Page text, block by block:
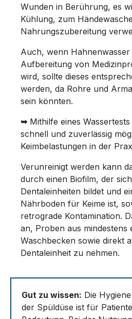
Wunden in Berührung, es
Kühlung, zum
Nahrungszubereitung
Auch, wenn
Aufbereitung von
wird, sollte dieses
werden, da Rohre und
sein könnten.
➥Mithilfe eines Wassertests
schnell und zuverlässig
Keimbelastungen in der
Verunreinigt werden kann
durch einen Biofilm, der
Dentaleinheiten bildet und
Nährboden für Keime ist,
retrograde Kontamination.
an, Proben aus mindestens
Waschbecken sowie direkt
Dentaleinheit zu nehmen.
Gut zu wissen: Die
der Spüldüse ist für